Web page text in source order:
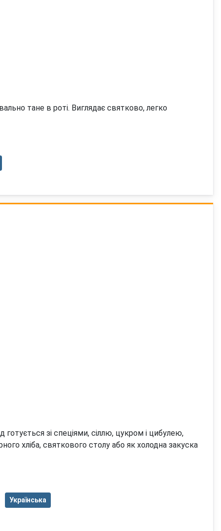
тане в роті. Виглядає святково, легко
зі спеціями, сіллю, цукром і цибулею,
хліба, святкового столу або як холодна закуска
Українська